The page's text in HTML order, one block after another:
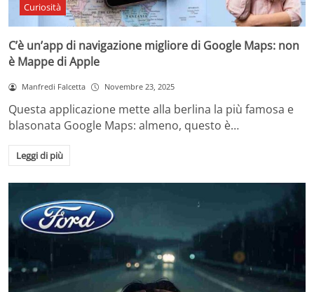
Curiosità
C’è un’app di navigazione migliore di Google Maps: non
è Mappe di Apple
Manfredi Falcetta Novembre 23, 2025
Questa applicazione mette alla berlina la più famosa e
blasonata Google Maps: almeno, questo è…
Leggi di più